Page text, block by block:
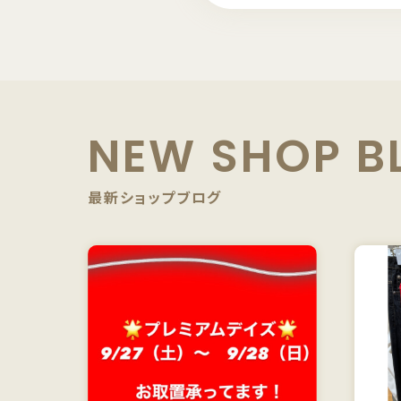
NEW SHOP
最新ショップブログ